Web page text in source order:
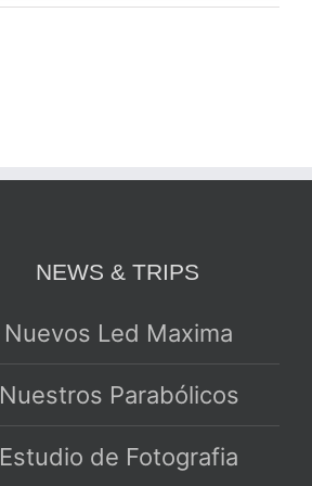
NEWS & TRIPS
Nuevos Led Maxima
Nuestros Parabólicos
Estudio de Fotografia